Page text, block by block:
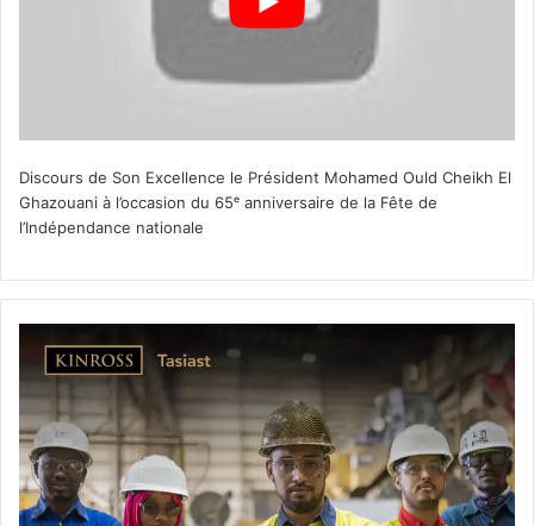
Discours de Son Excellence le Président Mohamed Ould Cheikh El
Ghazouani à l’occasion du 65ᵉ anniversaire de la Fête de
l’Indépendance nationale